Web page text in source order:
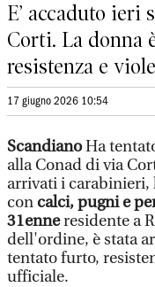
E’ accaduto ieri
Corti. La donna
resistenza e
17 giugno 2026 10:54
ScandianoHa
alla Conad di via
arrivati i carabinieri,
con calci, pugni e
31enneresidente a
dell'ordine, è stata
tentato furto,
ufficiale.